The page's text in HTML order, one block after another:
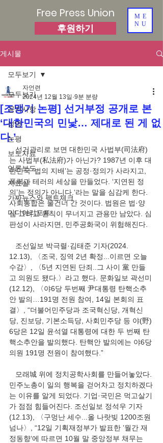
Free Press Union
후원하기
ME
NU
게시물
모두보기
공지사항
성명
논평
보도자료
언론보도
자료실
가짜뉴스와 팩트체크
미디어리포트
모두보기
[조맹기 논평] 선거부정 공개로 본
‘대한민국의 민낯… 제대로 된 게 없
다.’
자언련
2024년 12월 13일 9분 분량
선거관리로 보면 대한민국 사법부(司法府)
는 사법부(私法府)가 아닌가? 1987년 이후 대
한민국 ‘법의 지배’는 공정·정의가 사라지고,
폭력과 테러의 세상을 만들었다. ‘지연된 정
의’는 정의가 아니다.‘라는 말을 심감케 한다.
사회통합은 물건너 간 것이다. 법원은 법·양
심 그리고 원칙이 무너지고 관용만 남았다. 심
판성이 사라지면, 민주공화국이 위험해진다.
조선일보 박극렬·김태준 기자(2024.
12.13), 〈조국, 징역 2년 확정...이르면 오늘
수감〉, 〈5년 지연된 단죄..그 사이 黨 만들
고 의원도 됐다.〉라고 했다. 문화일보 곽선미
(12.12), 〈야6당 두번째 尹대통령 탄핵소추
안 발의…191명 전원 참여, 14일 본회의 표
결〉, “더불어민주당과 조국혁신당, 개혁신
당, 진보당, 기본소득당, 사회민주당 등 야(野)
6당은 12일 윤석열 대통령에 대한 두 번째 탄
핵소추안을 발의했다. 탄핵안 발의에는 야6당
의원 191명 전원이 참여했다.”
모래城 위에 정치공학사회를 만들어놓았다.
민주노총이 일의 행복을 걷어차고 정치하겠다
는 이유를 알게 되었다. 기업·국민은 먹고살기
가 점점 힘들어진다. 조선일보 정석우 기자
(12.13), 〈구멍난 세수...올 나랏빚 1200조원
넘나〉, “12일 기획재정부가 발표한 ’월간 재
정동향‘에 따르면 10월 말 중앙정부 채무는